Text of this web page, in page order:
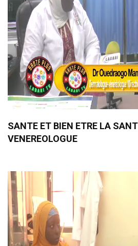
SANTE ET BIEN ETRE LA
VENEREOLOGUE